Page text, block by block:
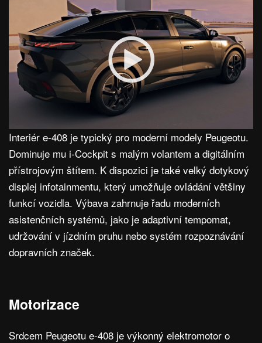
Interiér e-408 je typický pro moderní modely Peugeotu.
Dominuje mu i-Cockpit s malým volantem a digitálním
přístrojovým štítem. K dispozici je také velký dotykový
displej infotainmentu, který umožňuje ovládání většiny
funkcí vozidla. Výbava zahrnuje řadu moderních
asistenčních systémů, jako je adaptivní tempomat,
udržování v jízdním pruhu nebo systém rozpoznávání
dopravních značek.
Motorizace
Srdcem Peugeotu e-408 je výkonný elektromotor o